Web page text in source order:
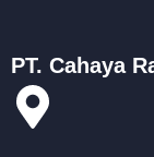
PT. Cahaya